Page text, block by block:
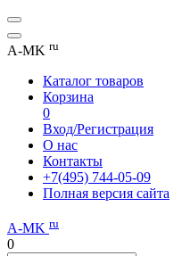
A-MK ru
Каталог товаров
Корзина
0
Вход/Регистрация
О нас
Контакты
+7(495) 744-05-09
Полная версия сайта
A-MK ru
0